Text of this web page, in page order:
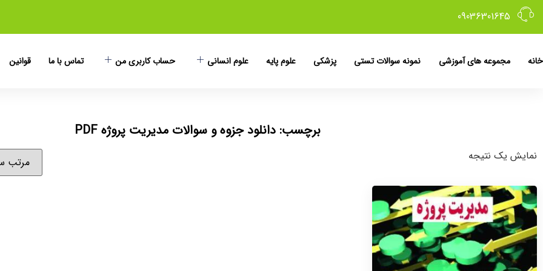
09036301645
خانه مجموعه های آموزشی نمونه سوالات تستی پزشکی علوم پایه علوم انسانی حساب کاربری من تماس با ما قوانین
برچسب: دانلود جزوه و سوالات مدیریت پروژه PDF
نمایش یک نتیجه